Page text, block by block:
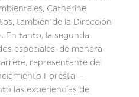
Catherine
también de la Dirección
En tanto, la segunda
especiales, de manera
representante del
Forestal –
las experiencias de